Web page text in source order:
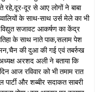
दूर से आए लोगों ने बाबा
के साथ-साथ उर्स मेले का भी
सजावट आकर्षण का केंद्र
के साथ नाते पाक,सलाम पेश
की दुआ की गई एवं तबर्रुख
अरशद अली ने बताया कि
आज रविवार को भी तमाम रात
और शब्बीर सदाकत साबरी